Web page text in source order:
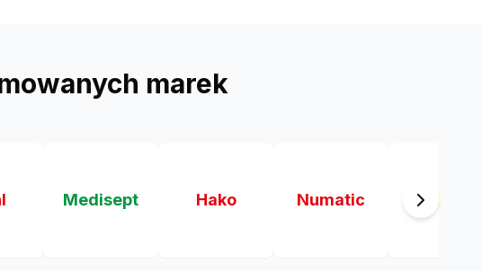
marek
Medisept Hako Numatic Karcher